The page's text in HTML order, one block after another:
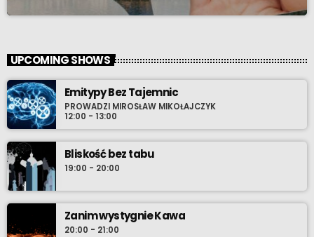
UPCOMING SHOWS
Emitypy Bez Tajemnic
PROWADZI MIROSŁAW MIKOŁAJCZYK
12:00 - 13:00
Bliskość bez tabu
19:00 - 20:00
Zanim wystygnie Kawa
20:00 - 21:00